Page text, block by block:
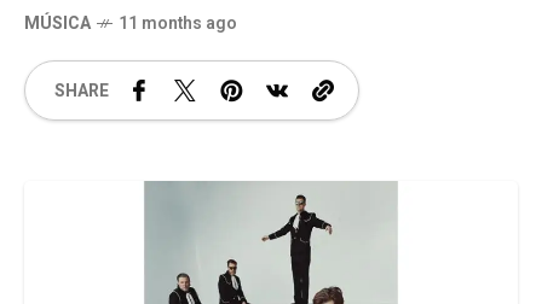
MÚSICA 11 months ago
SHARE